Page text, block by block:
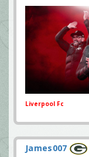
Liverpool Fc
James007